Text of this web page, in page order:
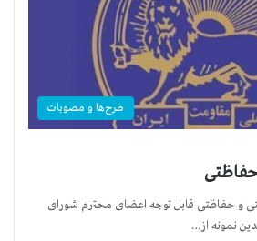
طرح‌ها و مصوبات
امنیتی و حفاظتی قابل توجه اعضای محترم شورای
نمونه از…